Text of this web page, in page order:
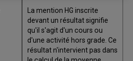
La mention HG inscrite
devant un résultat signifie
qu'il s'agit d'un cours ou
d'une activité hors grade. Ce
résultat n'intervient pas dans